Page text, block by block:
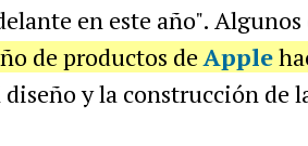
en este año".
de productos deApple
y la construcción de